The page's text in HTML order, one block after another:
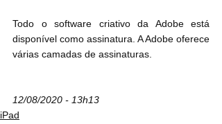
Todo o software criativo da Adobe está
disponível como assinatura. A Adobe oferece
várias camadas de assinaturas.
12/08/2020 - 13h13
iPad